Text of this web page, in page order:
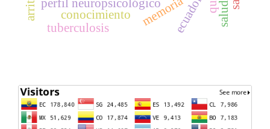
perfil neuropsicológicomemoriaecuador
conocimiento
tuberculosis